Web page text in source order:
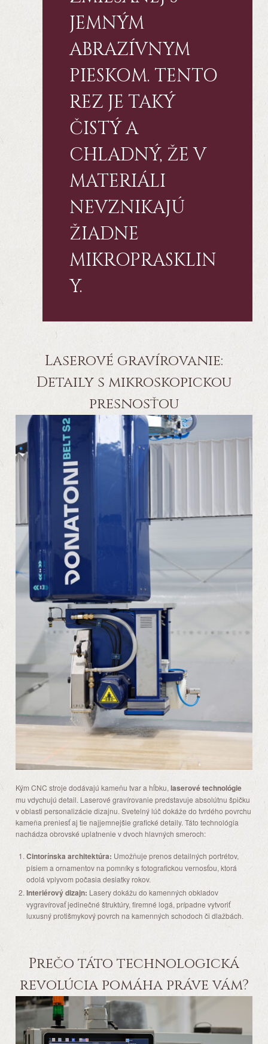
JEMNÝM
ABRAZÍVNYM
PIESKOM. TENTO
REZ JE TAKÝ
ČISTÝ A
CHLADNÝ, ŽE V
MATERIÁLI
NEVZNIKAJÚ
ŽIADNE
MIKROPRASKLIN
Y.
Laserové gravírovanie:
Detaily s mikroskopickou
presnosťou
Kým CNC stroje dodávajú kameňu tvar a hĺbku,laserové technológie
mu vdychujú detail. Laserové gravírovanie predstavuje absolútnu špičku
v oblasti personalizácie dizajnu. Svetelný lúč dokáže do tvrdého povrchu
kameňa preniesť aj tie najjemnejšie grafické detaily. Táto technológia
nachádza obrovské uplatnenie v dvoch hlavných smeroch:
Cintorínska architektúra: Umožňuje prenos detailných portrétov,
písiem a ornamentov na pomníky s fotografickou vernosťou, ktorá
odolá vplyvom počasia desiatky rokov.
Interiérový dizajn: Lasery dokážu do kamenných obkladov
vygravírovať jedinečné štruktúry, firemné logá, prípadne vytvoriť
luxusný protišmykový povrch na kamenných schodoch či dlažbách.
Prečo táto technologická
revolúcia pomáha práve vám?